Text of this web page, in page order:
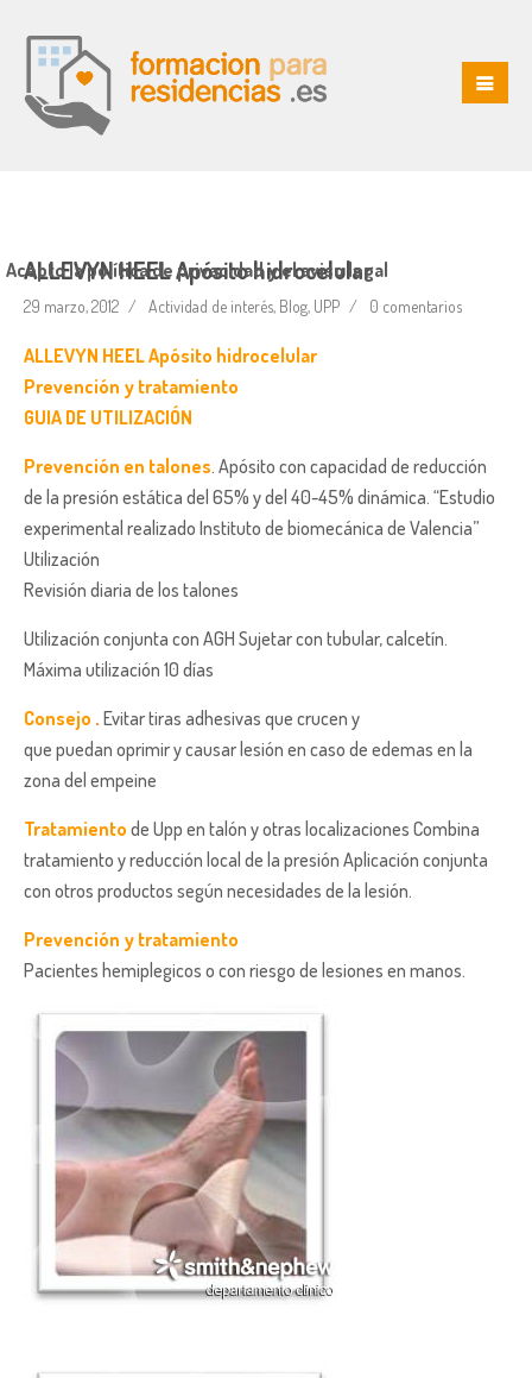
ALLEVYN HEEL Apósito hidrocelular
29 marzo, 2012 Actividad de interés, Blog, UPP 0 comentarios
ALLEVYN HEEL Apósito hidrocelular
Prevención y tratamiento
GUIA DE UTILIZACIÓN
Prevención en talones . Apósito con capacidad de reducción
de la presión estática del 65% y del 40-45% dinámica. “Estudio
experimental realizado Instituto de biomecánica de Valencia”
Utilización
Revisión diaria de los talones
Utilización conjunta con AGH Sujetar con tubular, calcetín.
Máxima utilización 10 días
Consejo . Evitar tiras adhesivas que crucen y
que puedan oprimir y causar lesión en caso de edemas en la
zona del empeine
Tratamiento de Upp en talón y otras localizaciones Combina
tratamiento y reducción local de la presión Aplicación conjunta
con otros productos según necesidades de la lesión.
Prevención y tratamiento
Pacientes hemiplegicos o con riesgo de lesiones en manos.
Acepto la política de privacidad y el aviso legal